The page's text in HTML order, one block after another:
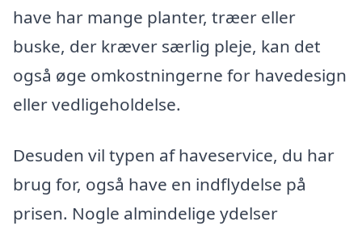
have har mange planter, træer eller
buske, der kræver særlig pleje, kan det
også øge omkostningerne for havedesign
eller vedligeholdelse.
Desuden vil typen af haveservice, du har
brug for, også have en indflydelse på
prisen. Nogle almindelige ydelser